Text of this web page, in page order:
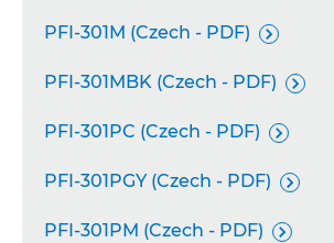
PFI-301M (Czech - PDF) 
PFI-301MBK (Czech - PDF) 
PFI-301PC (Czech - PDF) 
PFI-301PGY (Czech - PDF) 
PFI-301PM (Czech - PDF) 